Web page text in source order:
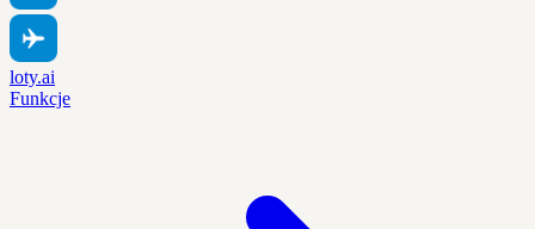
loty.ai
Funkcje